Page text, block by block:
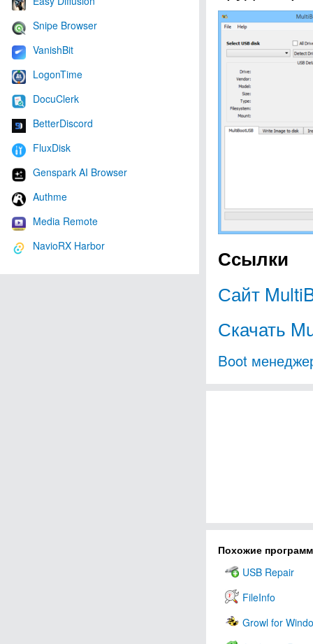
Snipe Browser
VanishBit
LogonTime
DocuClerk
BetterDiscord
FluxDisk
Genspark AI Browser
Authme
Media Remote
NavioRX Harbor
Ссылки
Сайт
Скачать
Boot
Похожие
USB Repair
FileInfo
Growl for